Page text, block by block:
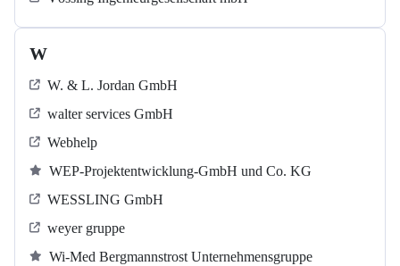
W
W. & L. Jordan GmbH
walter services GmbH
Webhelp
WEP-Projektentwicklung-GmbH und Co. KG
WESSLING GmbH
weyer gruppe
Wi-Med Bergmannstrost Unternehmensgruppe